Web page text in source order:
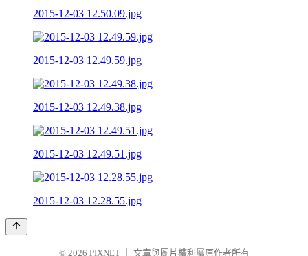
2015-12-03 12.50.09.jpg
2015-12-03 12.49.59.jpg
2015-12-03 12.49.38.jpg
2015-12-03 12.49.51.jpg
2015-12-03 12.28.55.jpg
© 2026 PIXNET 文章與圖片權利屬原作者所有